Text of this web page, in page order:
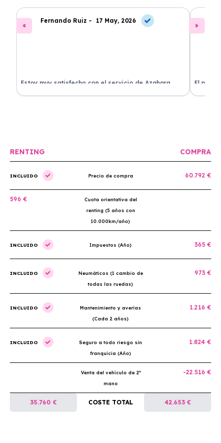
Fernando Ruiz - 17 May, 2026
Estoy muy satisfecho con el servicio de Azahara
Renting. El coche está en perfectas condiciones y el
El
llegó
RENTING COMPRA
INCLUIDO Precio de compra 60.792 €
596 €
Cuota orientativa del
renting (5 años con
10.000km/año)
INCLUIDO Impuestos (Año) 365 €
INCLUIDO
Neumáticos (1 cambio de
todas las ruedas)
973 €
INCLUIDO
Mantenimiento y averías
(Cada 2 años)
1.216 €
INCLUIDO
Seguro a todo riesgo sin
franquicia (Año)
1.824 €
Venta del vehículo de 2ª
mano
-22.516 €
35.760 € COSTE TOTAL 42.653 €